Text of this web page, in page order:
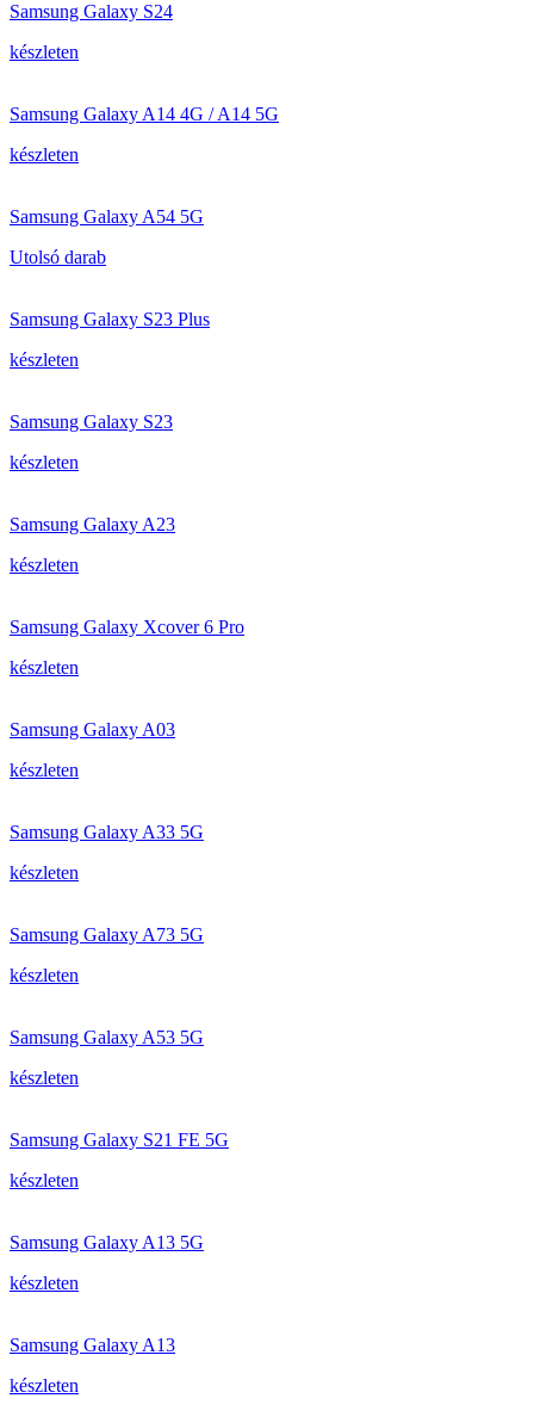
Samsung Galaxy S24
készleten
Samsung Galaxy A14 4G / A14 5G
készleten
Samsung Galaxy A54 5G
Utolsó darab
Samsung Galaxy S23 Plus
készleten
Samsung Galaxy S23
készleten
Samsung Galaxy A23
készleten
Samsung Galaxy Xcover 6 Pro
készleten
Samsung Galaxy A03
készleten
Samsung Galaxy A33 5G
készleten
Samsung Galaxy A73 5G
készleten
Samsung Galaxy A53 5G
készleten
Samsung Galaxy S21 FE 5G
készleten
Samsung Galaxy A13 5G
készleten
Samsung Galaxy A13
készleten